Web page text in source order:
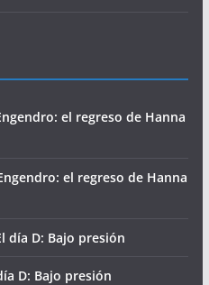
el regreso de Hanna
el regreso de Hanna
día D: Bajo presión
D: Bajo presión